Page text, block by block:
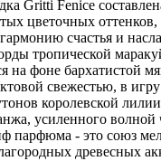
Gritti Fenice
цветочных оттенков,
счастья и
тропической
на фоне бархатистой
свежестью, в игру
королевской
усиленного волной
парфюма - это союз
древесных